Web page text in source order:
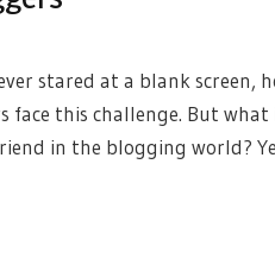
stared at a blank screen,
face this challenge. But
in the blogging world?